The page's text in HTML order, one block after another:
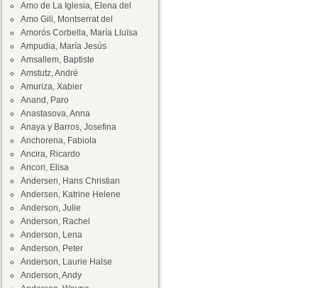
Amo de La Iglesia, Elena del
Amo Gili, Montserrat del
Amorós Corbella, María Lluïsa
Ampudia, María Jesús
Amsallem, Baptiste
Amstutz, André
Amuriza, Xabier
Anand, Paro
Anastasova, Anna
Anaya y Barros, Josefina
Anchorena, Fabiola
Ancira, Ricardo
Ancori, Elisa
Andersen, Hans Christian
Andersen, Katrine Helene
Anderson, Julie
Anderson, Rachel
Anderson, Lena
Anderson, Peter
Anderson, Laurie Halse
Anderson, Andy